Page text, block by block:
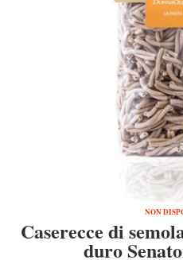
NON
Caserecce di
duro